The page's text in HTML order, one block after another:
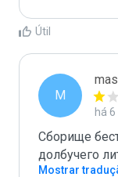
Útil
M
há
Сборище
долбучего
Mostrar